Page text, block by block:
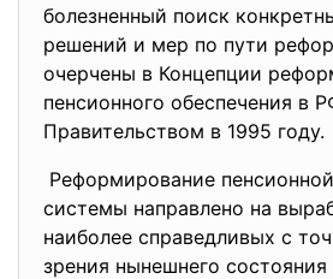
болезненный поиск
решений и мер по пути
очерчены в Концепции
пенсионного обеспечения в
Правительством в 1995
Реформирование пенсионной
системы направлено на
наиболее справедливых с
зрения нынешнего состояния